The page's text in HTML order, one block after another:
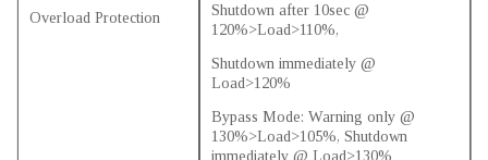
Overload Protection
Shutdown after 10sec @
120%>Load>110%,
Shutdown immediately @
Load>120%
Bypass Mode: Warning only @
130%>Load>105%, Shutdown
immediately @ Load>130%